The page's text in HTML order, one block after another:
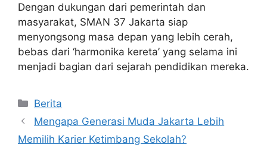
Dengan dukungan dari pemerintah dan
masyarakat, SMAN 37 Jakarta siap
menyongsong masa depan yang lebih cerah,
bebas dari ‘harmonika kereta’ yang selama ini
menjadi bagian dari sejarah pendidikan mereka.
Kategori
Berita
Mengapa Generasi Muda Jakarta Lebih
Memilih Karier Ketimbang Sekolah?